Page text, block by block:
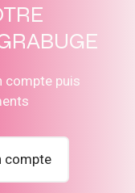
compte puis
compte